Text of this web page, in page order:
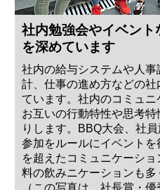
社内勉強会やイベン
を深めています
社内の給与システムや人
計、仕事の進め方などの
ています。社内のコミュニ
お互いの行動特性や思考
りします。BBQ大会、社
参加をルールにイベント
を超えたコミュニケーシ
料の飲みニケーションも多
（この写真は、社長賞・